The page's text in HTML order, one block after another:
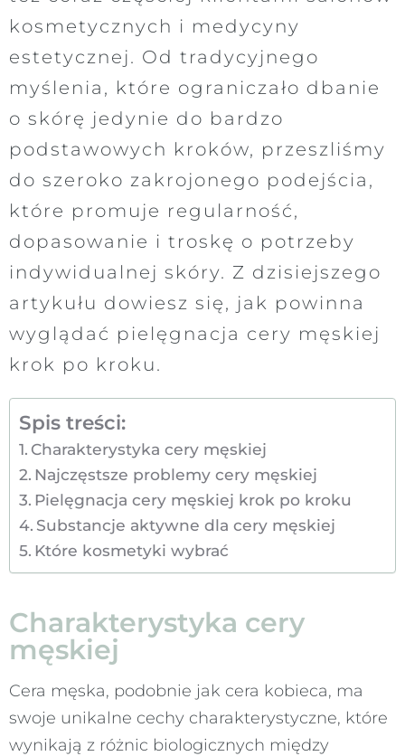
kosmetycznych i medycyny
estetycznej. Od tradycyjnego
myślenia, które ograniczało dbanie
o skórę jedynie do bardzo
podstawowych kroków, przeszliśmy
do szeroko zakrojonego podejścia,
które promuje regularność,
dopasowanie i troskę o potrzeby
indywidualnej skóry. Z dzisiejszego
artykułu dowiesz się, jak powinna
wyglądać pielęgnacja cery męskiej
krok po kroku.
Spis treści:
Charakterystyka cery męskiej
Najczęstsze problemy cery męskiej
Pielęgnacja cery męskiej krok po kroku
Substancje aktywne dla cery męskiej
Które kosmetyki wybrać
Charakterystyka cery
męskiej
Cera męska, podobnie jak cera kobieca, ma
swoje unikalne cechy charakterystyczne, które
wynikają z różnic biologicznych między